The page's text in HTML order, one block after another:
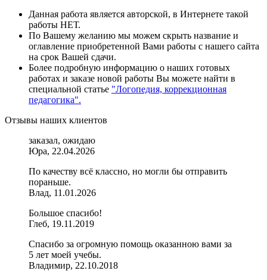
Данная работа является авторской, в Интернете такой
работы НЕТ.
По Вашему желанию мы можем скрыть название и
оглавление приобретенной Вами работы с нашего сайта
на срок Вашей сдачи.
Более подробную информацию о наших готовых
работах и заказе новой работы Вы можете найти в
специальной статье "Логопедия, коррекционная
педагогика".
Отзывы наших клиентов
заказал, ожидаю
Юра, 22.04.2026
По качеству всё классно, но могли бы отправить
пораньше.
Влад, 11.01.2026
Большое спасибо!
Глеб, 19.11.2019
Спасибо за огромную помощь оказанною вами за
5 лет моей учебы.
Владимир, 22.10.2018